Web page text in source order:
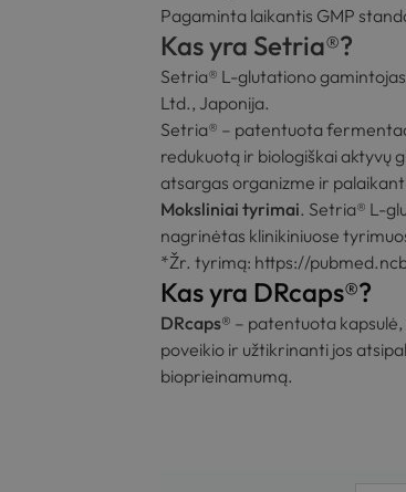
Pagaminta laikantis GMP
Kas yra Setria®?
Setria® L-glutationo
Ltd., Japonija.
Setria® – patentuota
redukuotą ir biologiškai aktyvų
atsargas organizme ir
Moksliniai tyrimai. Setria® L-
nagrinėtas klinikiniuose
*Žr. tyrimą: https://
Kas yra DRcaps®?
DRcaps® – patentuota kapsulė,
poveikio ir užtikrinanti jos
bioprieinamumą.